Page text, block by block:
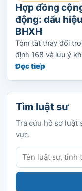
Hợp đồng
động: dấu
BHXH
Tóm tắt thay đổi
định 168 và lưu ý
Đọc tiếp
Tìm luật sư
Tra cứu hồ sơ luật
vực.
Tìm luật sư